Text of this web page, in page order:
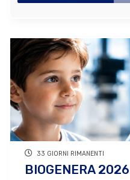
33 GIORNI RIMANENTI
BIOGENERA 2026